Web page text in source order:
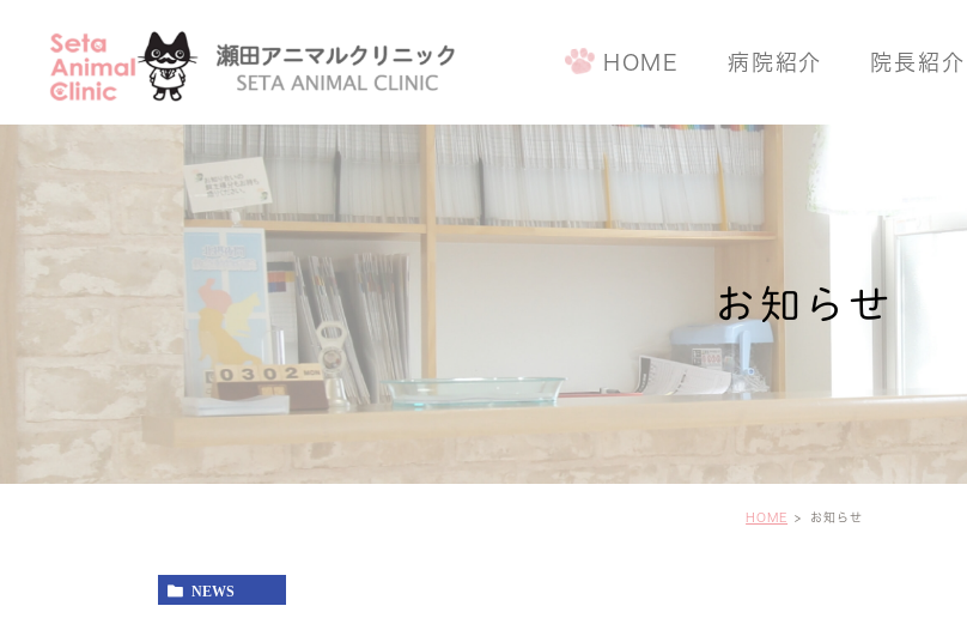
HOME 病院紹介 院長紹介
お知らせ
HOME お知らせ
NEWS